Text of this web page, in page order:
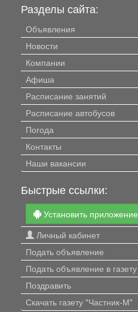
Разделы сайта:
Объявления
Новости
Компании
Афиша
Расписание занятий
Расписание автобусов
Погода
Контакты
Наши вакансии
Быстрые ссылки:
Установить приложение
Личный кабинет
Подать объявление
Подать объявление в газету
Поздравить
Скачать газету "Частник-М"